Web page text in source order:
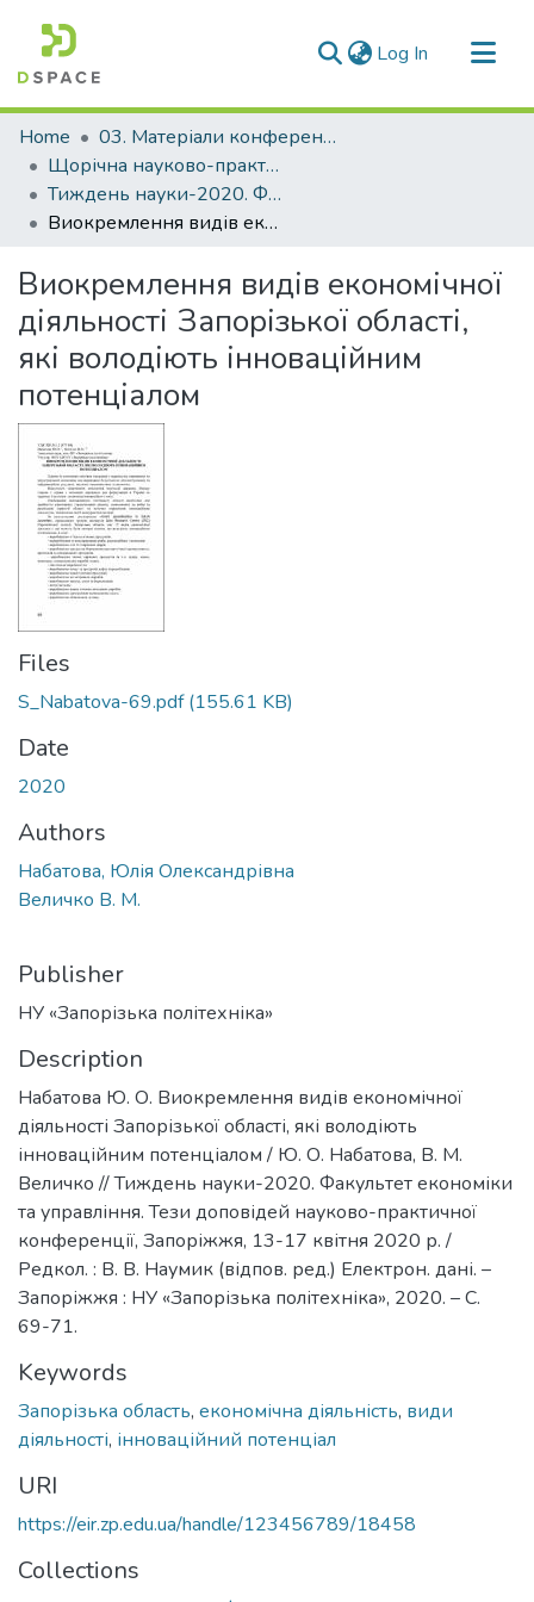
Log In (current)
Communities & Collections
All of DSpace
Statistics
Home
03. Матеріали конференцій та семінарів
Щорічна науково-практична конференція «Тиждень науки»
Тиждень науки-2020. Факультет економіки та управління
Виокремлення видів економічної діяльності Запорізької області, які володіють інноваційним потенціалом
Виокремлення видів економічної
діяльності Запорізької області,
які володіють інноваційним
потенціалом
Files
S_Nabatova-69.pdf(155.61 KB)
Date
2020
Authors
Набатова, Юлія Олександрівна
Величко В. М.
Publisher
НУ «Запорізька політехніка»
Description
Набатова Ю. О. Виокремлення видів економічної
діяльності Запорізької області, які володіють
інноваційним потенціалом / Ю. О. Набатова, В. М.
Величко // Тиждень науки-2020. Факультет економіки
та управління. Тези доповідей науково-практичної
конференції, Запоріжжя, 13-17 квітня 2020 р. /
Редкол. : В. В. Наумик (відпов. ред.) Електрон. дані. –
Запоріжжя : НУ «Запорізька політехніка», 2020. – С.
69-71.
Keywords
Запорізька область, економічна діяльність, види
діяльності, інноваційний потенціал
URI
https://eir.zp.edu.ua/handle/123456789/18458
Collections